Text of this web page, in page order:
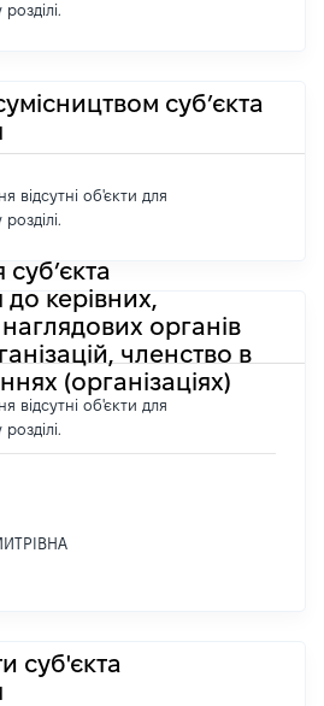
суб’єкта
відсутні об'єкти для
керівних,
органів
членство в
(організаціях)
відсутні об'єкти для
суб'єкта